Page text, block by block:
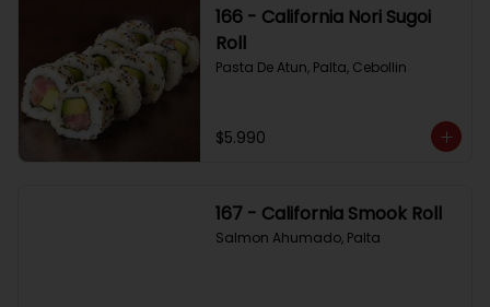
166 - California Nori Sugoi
Roll
Pasta De Atun, Palta, Cebollin
$5.990
167 - California Smook Roll
Salmon Ahumado, Palta